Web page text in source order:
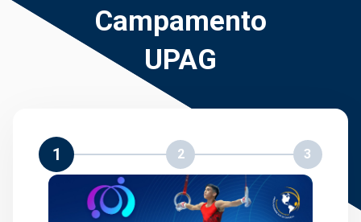
Campamento
UPAG
1 2 3